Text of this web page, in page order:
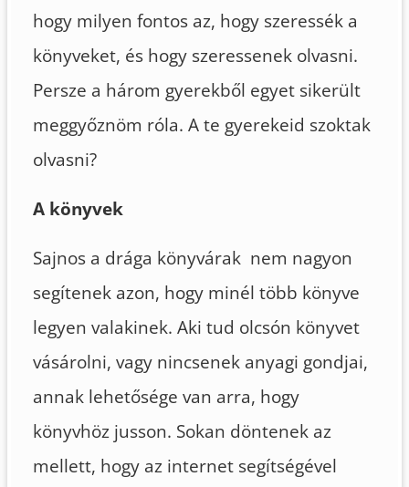
hogy milyen fontos az, hogy szeressék a
könyveket, és hogy szeressenek olvasni.
Persze a három gyerekből egyet sikerült
meggyőznöm róla. A te gyerekeid szoktak
olvasni?
A könyvek
Sajnos a drága könyvárak nem nagyon
segítenek azon, hogy minél több könyve
legyen valakinek. Aki tud olcsón könyvet
vásárolni, vagy nincsenek anyagi gondjai,
annak lehetősége van arra, hogy
könyvhöz jusson. Sokan döntenek az
mellett, hogy az internet segítségével